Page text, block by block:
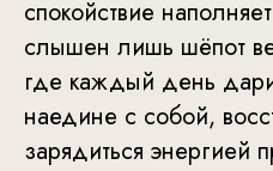
спокойствие
слышен лишь шёпот
где каждый день
наедине с собой,
зарядиться энергией